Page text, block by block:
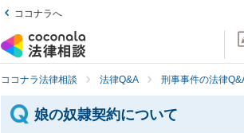
ココナラへ
ココナラ法律相談 法律Q&A 刑事事件の法律
娘の奴隷契約について